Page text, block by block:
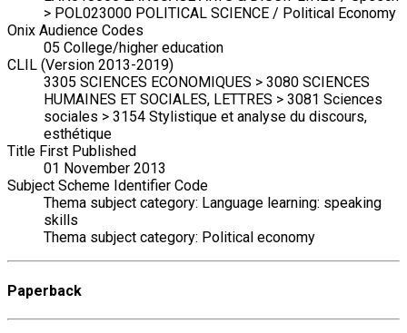
> POL023000 POLITICAL SCIENCE / Political Economy
Onix Audience Codes
05 College/higher education
CLIL (Version 2013-2019)
3305 SCIENCES ECONOMIQUES > 3080 SCIENCES
HUMAINES ET SOCIALES, LETTRES > 3081 Sciences
sociales > 3154 Stylistique et analyse du discours,
esthétique
Title First Published
01 November 2013
Subject Scheme Identifier Code
Thema subject category: Language learning: speaking
skills
Thema subject category: Political economy
Paperback